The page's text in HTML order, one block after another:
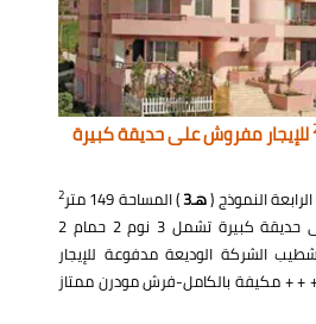
للإيجار مفروش على حديقة كبيرة
النموذج (هـ3 ) المساحة 149 متر 2
شرقي و غربي تطل على حديقة كبيرة تشمل 3 نوم 2 حمام 2
الشركة الوديعة مدفوعة للإيجار
و + + + + مكيفة بالكامل-فرش مودرن ممتاز